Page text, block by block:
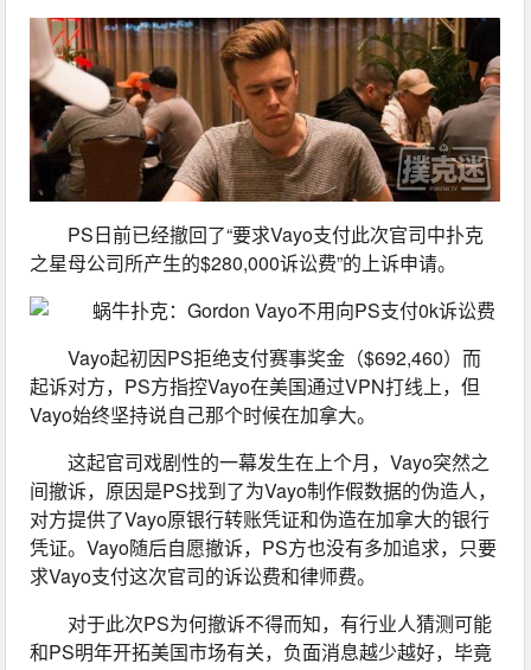
PS日前已经撤回了“要求Vayo支付此次官司中扑克
之星母公司所产生的$280,000诉讼费”的上诉申请。
Vayo起初因PS拒绝支付赛事奖金（$692,460）而
起诉对方，PS方指控Vayo在美国通过VPN打线上，但
Vayo始终坚持说自己那个时候在加拿大。
这起官司戏剧性的一幕发生在上个月，Vayo突然之
间撤诉，原因是PS找到了为Vayo制作假数据的伪造人，
对方提供了Vayo原银行转账凭证和伪造在加拿大的银行
凭证。Vayo随后自愿撤诉，PS方也没有多加追求，只要
求Vayo支付这次官司的诉讼费和律师费。
对于此次PS为何撤诉不得而知，有行业人猜测可能
和PS明年开拓美国市场有关，负面消息越少越好，毕竟